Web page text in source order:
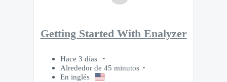
Getting Started With Enalyzer
Hace 3 días
Alrededor de 45 minutos
En inglés